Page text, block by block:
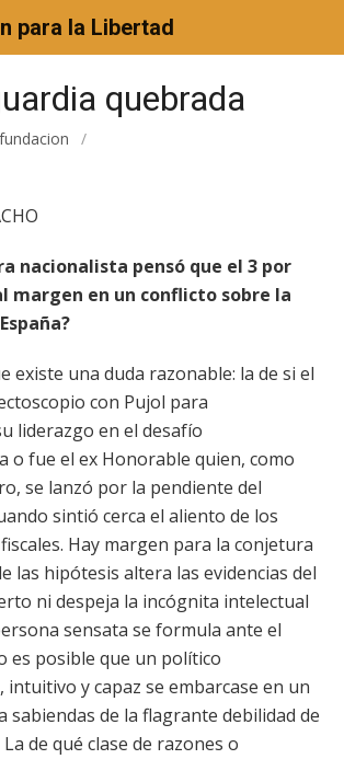
para la Libertad
quebrada
fundacion /
nacionalista pensó que el 3 por
margen en un conflicto sobre la
existe una duda razonable: la de si el
con Pujol para
liderazgo en el desafío
o fue el ex Honorable quien, como
se lanzó por la pendiente del
sintió cerca el aliento de los
Hay margen para la conjetura
las hipótesis altera las evidencias del
ni despeja la incógnita intelectual
sensata se formula ante el
es posible que un político
y capaz se embarcase en un
sabiendas de la flagrante debilidad de
de qué clase de razones o